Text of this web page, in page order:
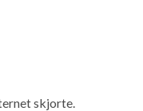
skjorte.